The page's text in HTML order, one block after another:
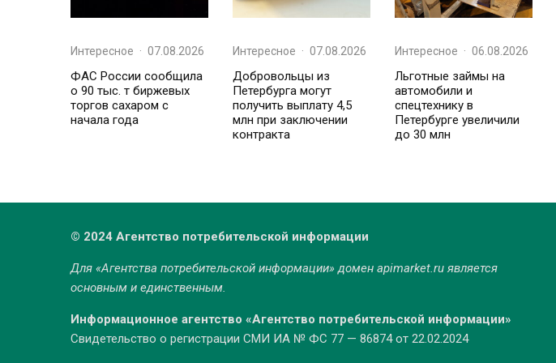
Интересное · 07.08.2026
ФАС России сообщила
о 90 тыс. т биржевых
торгов сахаром с
начала года
Интересное · 07.08.2026
Добровольцы из
Петербурга могут
получить выплату 4,5
млн при заключении
контракта
Интересное · 06.08.2026
Льготные займы на
автомобили и
спецтехнику в
Петербурге увеличили
до 30 млн
© 2024 Агентство потребительской информации
Для «Агентства потребительской информации» домен apimarket.ru является
основным и единственным.
Информационное агентство «Агентство потребительской информации»
Свидетельство о регистрации СМИ ИА № ФС 77 — 86874 от 22.02.2024